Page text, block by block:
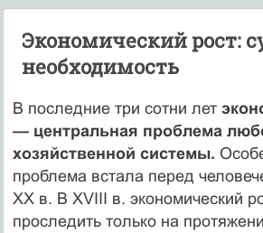
Экономический рост:
необходимость
В последние три сотни лет
— централь­ная проблема
хозяйственной системы.
проблема встала перед
XX в. В XVIII в. экономический
проследить только на